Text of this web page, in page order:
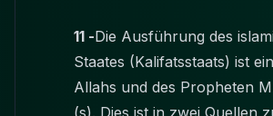
11 -Die Ausführung des
Staates (Kalifatsstaats) ist
Allahs und des Propheten